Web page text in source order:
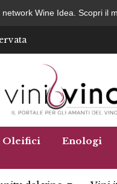
Wine Idea. Scopri il
Oleifici Enologi